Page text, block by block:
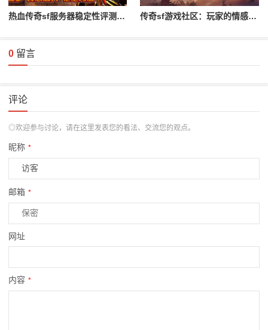
热血传奇sf服务器稳定性评测与对比 传奇sf游戏社区：玩家的情感与归属
0 留言
评论
◎欢迎参与讨论，请在这里发表您的看法、交流您的观点。
昵称 *
邮箱 *
网址
内容 *